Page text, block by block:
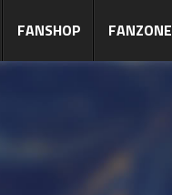
FANSHOP FANZONE